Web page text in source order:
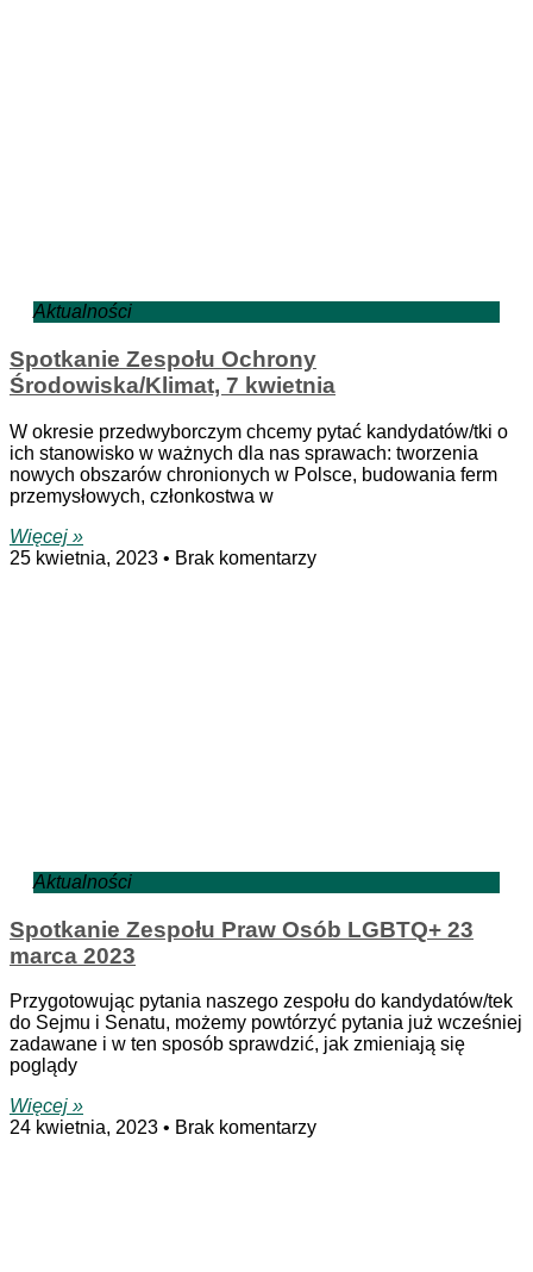
Aktualności
Spotkanie Zespołu Ochrony
Środowiska/Klimat, 7 kwietnia
W okresie przedwyborczym chcemy pytać kandydatów/tki o
ich stanowisko w ważnych dla nas sprawach: tworzenia
nowych obszarów chronionych w Polsce, budowania ferm
przemysłowych, członkostwa w
Więcej »
25 kwietnia, 2023
Brak komentarzy
Aktualności
Spotkanie Zespołu Praw Osób LGBTQ+ 23
marca 2023
Przygotowując pytania naszego zespołu do kandydatów/tek
do Sejmu i Senatu, możemy powtórzyć pytania już wcześniej
zadawane i w ten sposób sprawdzić, jak zmieniają się
poglądy
Więcej »
24 kwietnia, 2023
Brak komentarzy